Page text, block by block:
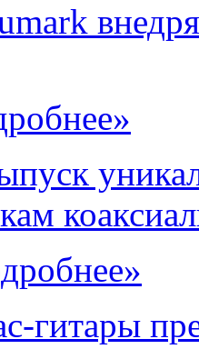
гитары